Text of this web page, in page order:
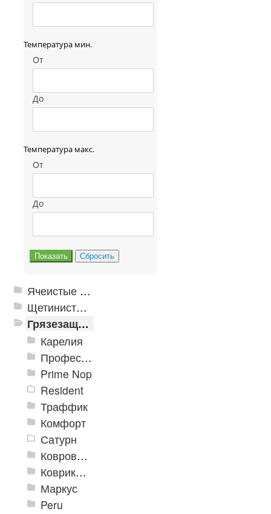
Температура мин.
От
До
Температура макс.
От
До
Ячеистые грязезащитные покрытия
Щетинистые покрытия
Грязезащитные, влаговпитывающие покрытия
Карелия
Профессиональные грязезащитные ковры AntiSplash Carpet
Prime Nop
Resident
Траффик
Комфорт
Сатурн
Ковровое покрытие "Цикада"
Коврики «Heavy» на резиновой подложке
Маркус
Peru